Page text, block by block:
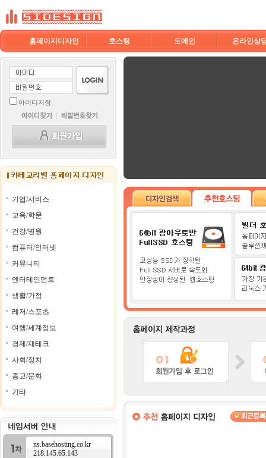
홈페이지디자인 호스팅 도메인 온라인상
아이디저장
기업/서비스
교육/학문
건강/병원
컴퓨터/인터넷
커뮤니티
엔터테인먼트
생활/가정
레저/스포츠
여행/세계정보
경제/재테크
사회/정치
종교/문화
기타
ns.basehosting.co.kr
218.145.65.143